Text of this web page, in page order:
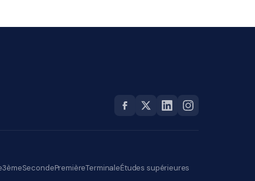
3èmeSecondePremièreTerminaleÉtudes supérieures